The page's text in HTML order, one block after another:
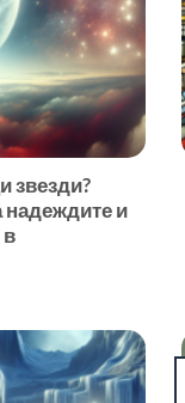
звезди?
надеждите и